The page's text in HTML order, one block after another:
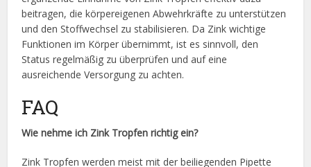
beitragen, die körpereigenen Abwehrkräfte zu unterstützen
und den Stoffwechsel zu stabilisieren. Da Zink wichtige
Funktionen im Körper übernimmt, ist es sinnvoll, den
Status regelmäßig zu überprüfen und auf eine
ausreichende Versorgung zu achten.
FAQ
Wie nehme ich Zink Tropfen richtig ein?
Zink Tropfen werden meist mit der beiliegenden Pipette